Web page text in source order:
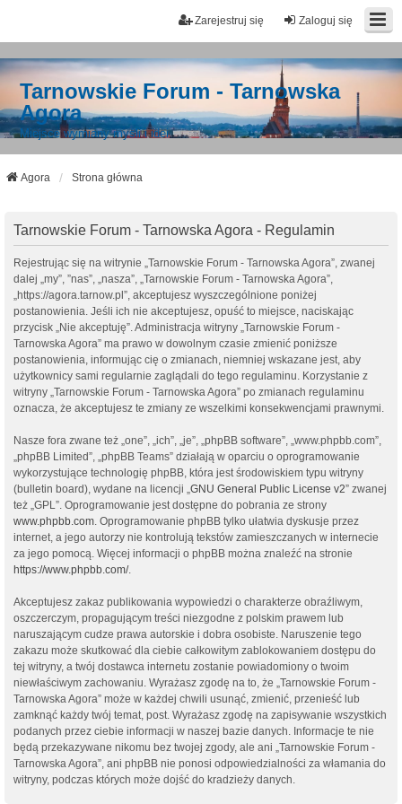
Zaloguj się
Zarejestruj się
Tarnowskie Forum - Tarnowska
Agora
Miejsce wymiany myśli i idei
Agora Strona główna
Tarnowskie Forum - Tarnowska Agora - Regulamin
Rejestrując się na witrynie „Tarnowskie Forum - Tarnowska Agora”, zwanej
dalej „my”, ”nas”, „nasza”, „Tarnowskie Forum - Tarnowska Agora”,
„https://agora.tarnow.pl”, akceptujesz wyszczególnione poniżej
postanowienia. Jeśli ich nie akceptujesz, opuść to miejsce, naciskając
przycisk „Nie akceptuję”. Administracja witryny „Tarnowskie Forum -
Tarnowska Agora” ma prawo w dowolnym czasie zmienić poniższe
postanowienia, informując cię o zmianach, niemniej wskazane jest, aby
użytkownicy sami regularnie zaglądali do tego regulaminu. Korzystanie z
witryny „Tarnowskie Forum - Tarnowska Agora” po zmianach regulaminu
oznacza, że akceptujesz te zmiany ze wszelkimi konsekwencjami prawnymi.
Nasze fora zwane też „one”, „ich”, „je”, „phpBB software”, „www.phpbb.com”,
„phpBB Limited”, „phpBB Teams” działają w oparciu o oprogramowanie
wykorzystujące technologię phpBB, która jest środowiskiem typu witryny
(bulletin board), wydane na licencji „GNU General Public License v2” zwanej
też „GPL”. Oprogramowanie jest dostępne do pobrania ze strony
www.phpbb.com. Oprogramowanie phpBB tylko ułatwia dyskusje przez
internet, a jego autorzy nie kontrolują tekstów zamieszczanych w internecie
za jego pomocą. Więcej informacji o phpBB można znaleźć na stronie
https://www.phpbb.com/.
Akceptujesz zakaz publikowania wypowiedzi o charakterze obraźliwym,
oszczerczym, propagującym treści niezgodne z polskim prawem lub
naruszającym cudze prawa autorskie i dobra osobiste. Naruszenie tego
zakazu może skutkować dla ciebie całkowitym zablokowaniem dostępu do
tej witryny, a twój dostawca internetu zostanie powiadomiony o twoim
niewłaściwym zachowaniu. Wyrażasz zgodę na to, że „Tarnowskie Forum -
Tarnowska Agora” może w każdej chwili usunąć, zmienić, przenieść lub
zamknąć każdy twój temat, post. Wyrażasz zgodę na zapisywanie wszystkich
podanych przez ciebie informacji w naszej bazie danych. Informacje te nie
będą przekazywane nikomu bez twojej zgody, ale ani „Tarnowskie Forum -
Tarnowska Agora”, ani phpBB nie ponosi odpowiedzialności za włamania do
witryny, podczas których może dojść do kradzieży danych.